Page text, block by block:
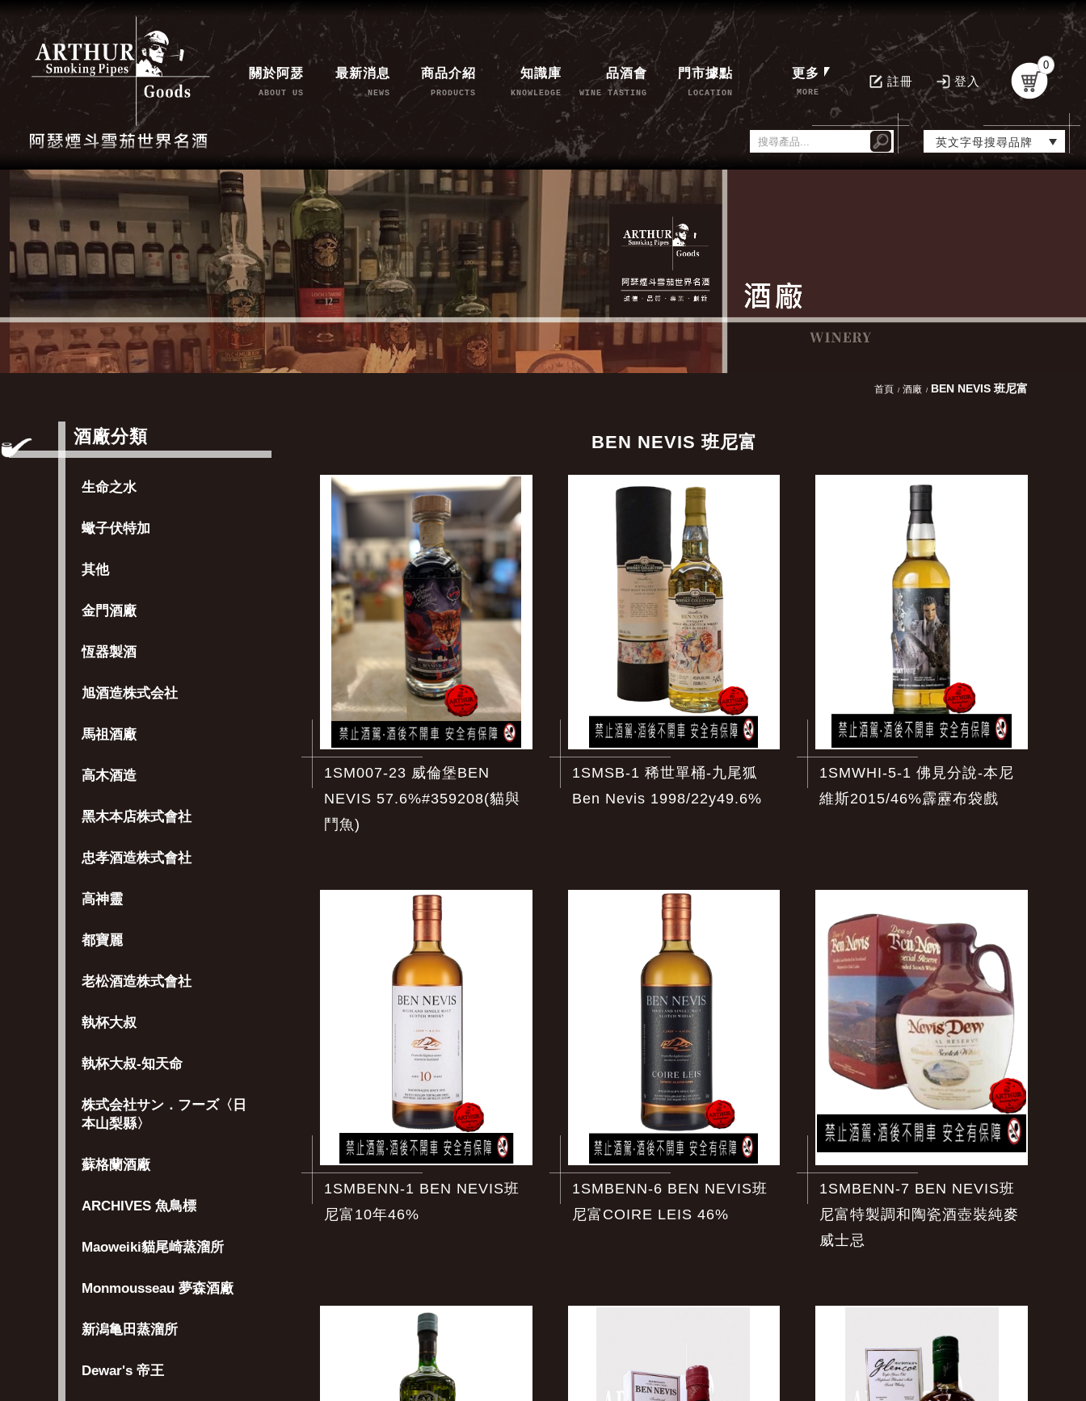
關於阿瑟
ABOUT US
最新消息
NEWS
商品介紹
PRODUCTS
知識庫
KNOWLEDGE
品酒會
WINE TASTING
門市據點
LOCATION
更多
MORE
註冊 登入
0
英文字母搜尋品牌
首頁 酒廠 BEN NEVIS 班尼富
酒廠分類
生命之水
蠍子伏特加
其他
金門酒廠
恆器製酒
旭酒造株式会社
馬祖酒廠
高木酒造
黑木本店株式會社
忠孝酒造株式會社
高神靈
都寶麗
老松酒造株式會社
執杯大叔
執杯大叔-知天命
株式会社サン．フーズ〈日
本山梨縣〉
蘇格蘭酒廠
ARCHIVES 魚鳥標
Maoweiki貓尾崎蒸溜所
Monmousseau 夢森酒廠
新潟亀田蒸溜所
Dewar's 帝王
BEN NEVIS 班尼富
1SM007-23 威倫堡BEN
NEVIS 57.6%#359208(貓與
鬥魚)
1SMSB-1 稀世單桶-九尾狐
Ben Nevis 1998/22y49.6%
1SMWHI-5-1 佛見分說-本尼
維斯2015/46%霹靂布袋戲
1SMBENN-1 BEN NEVIS班
尼富10年46%
1SMBENN-6 BEN NEVIS班
尼富COIRE LEIS 46%
1SMBENN-7 BEN NEVIS班
尼富特製調和陶瓷酒壺裝純麥
威士忌